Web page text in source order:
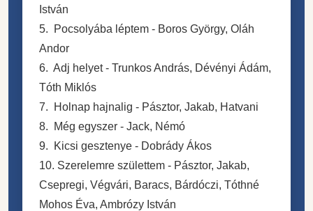
István
5. Pocsolyába léptem - Boros György, Oláh
Andor
6. Adj helyet - Trunkos András, Dévényi Ádám,
Tóth Miklós
7. Holnap hajnalig - Pásztor, Jakab, Hatvani
8. Még egyszer - Jack, Némó
9. Kicsi gesztenye - Dobrády Ákos
10. Szerelemre születtem - Pásztor, Jakab,
Csepregi, Végvári, Baracs, Bárdóczi, Tóthné
Mohos Éva, Ambrózy István